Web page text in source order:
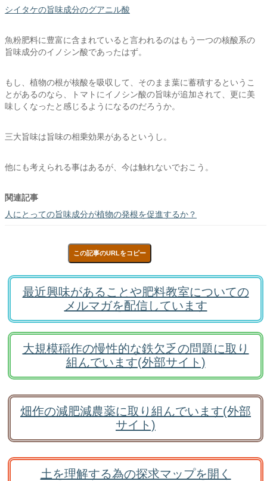
シイタケの旨味成分のグアニル酸
魚粉肥料に豊富に含まれていると言われるのはもう一つの核酸系の
旨味成分のイノシン酸であったはず。
もし、植物の根が核酸を吸収して、そのまま葉に蓄積するというこ
とがあるのなら、トマトにイノシン酸の旨味が追加されて、更に美
味しくなったと感じるようになるのだろうか。
三大旨味は旨味の相乗効果があるというし。
他にも考えられる事はあるが、今は触れないでおこう。
関連記事
人にとっての旨味成分が植物の発根を促進するか？
この記事のURLをコピー
最近興味があることや肥料教室についての
メルマガを配信しています
大規模稲作の慢性的な鉄欠乏の問題に取り
組んでいます(外部サイト)
畑作の減肥減農薬に取り組んでいます(外部
サイト)
土を理解する為の探求マップを開く